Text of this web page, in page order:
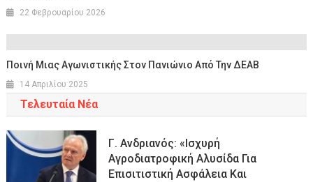
22 Φεβρουαρίου 2026
Ποινή Μιας Αγωνιστικής Στον Πανιώνιο Από Την ΔΕΑΒ
14 Απριλίου 2025
Τελευταία Νέα
Γ. Ανδριανός: «Ισχυρή
Αγροδιατροφική Αλυσίδα Για
Επισιτιστική Ασφάλεια Και